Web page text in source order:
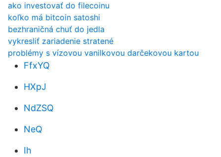
ako investovať do filecoinu
koľko má bitcoin satoshi
bezhraničná chuť do jedla
vykresliť zariadenie stratené
problémy s vízovou vanilkovou darčekovou kartou
FfxYQ
HXpJ
NdZSQ
NeQ
Ih